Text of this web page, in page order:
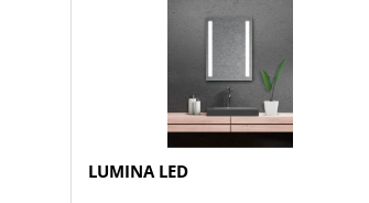
LUMINA LED